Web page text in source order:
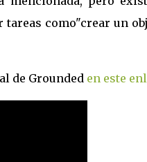
como"crear un
de Grounded en este